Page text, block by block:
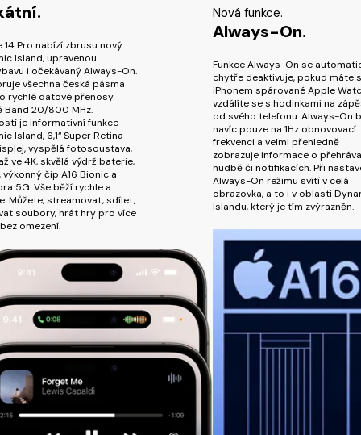
14 Pro nabízí zbrusu nový
Island, upravenou
i očekávaný Always-On.
všechna česká pásma
rychlé datové přenosy
Band 20/800 MHz.
je informativní funkce
Island, 6,1“ Super Retina
vyspělá fotosoustava,
ve 4K, skvělá výdrž baterie,
výkonný čip A16 Bionic a
5G. Vše běží rychle a
Můžete, streamovat, sdílet,
soubory, hrát hry pro více
omezení.
Nová funkce.
Always-On.
Funkce Always-On se
chytře deaktivuje, pokud máte s
iPhonem spárované Apple
vzdálíte se s hodinkami na
od svého telefonu. Always-On
navíc pouze na 1Hz obnovovací
frekvenci a velmi přehledně
zobrazuje informace o
hudbě či notifikacích. Při
Always-On režimu svítí v celá
obrazovka, a to i v oblasti
Islandu, který je tím zvýrazněn.